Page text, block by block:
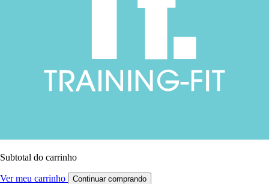
Subtotal do carrinho
Ver meu carrinho Continuar comprando